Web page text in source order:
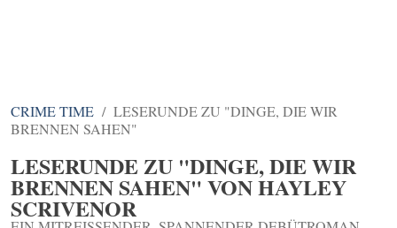
CRIME TIME
LESERUNDE ZU "DINGE, DIE WIR
BRENNEN SAHEN"
LESERUNDE ZU "DINGE, DIE WIR
BRENNEN SAHEN" VON HAYLEY
SCRIVENOR